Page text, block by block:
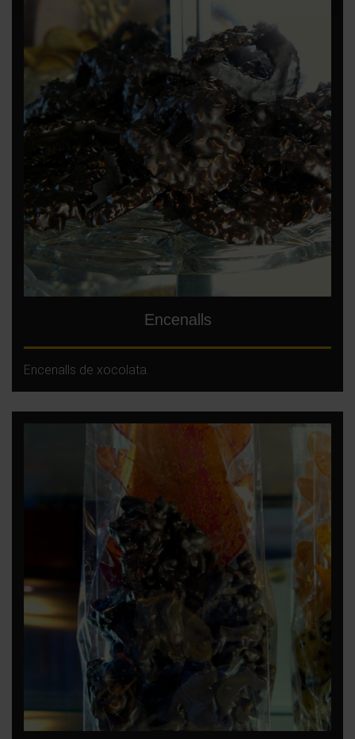
Encenalls
Encenalls de xocolata.